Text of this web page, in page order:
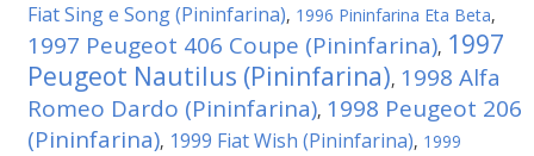
Fiat Sing e Song (Pininfarina), 1996 Pininfarina Eta Beta,
1997 Peugeot 406 Coupe (Pininfarina), 1997
Peugeot Nautilus (Pininfarina), 1998 Alfa
Romeo Dardo (Pininfarina), 1998 Peugeot 206
(Pininfarina), 1999 Fiat Wish (Pininfarina), 1999